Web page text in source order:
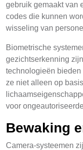
gebruik gemaakt van
codes die kunnen
wisseling van
Biometrische
gezichtserkenning
technologieën
ze niet alleen op
voor
Bewaking
Camera-systeemen